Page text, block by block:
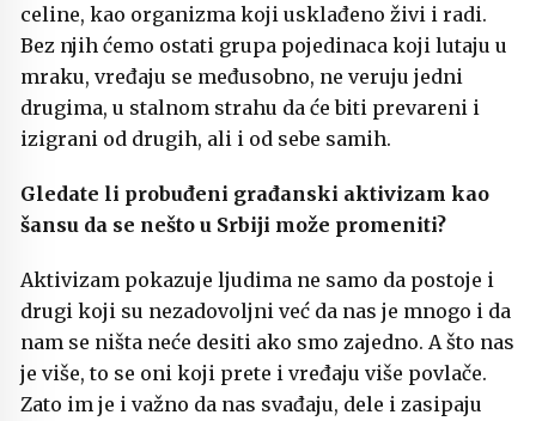
celine, kao organizma koji usklađeno živi i radi.
Bez njih ćemo ostati grupa pojedinaca koji lutaju u
mraku, vređaju se međusobno, ne veruju jedni
drugima, u stalnom strahu da će biti prevareni i
izigrani od drugih, ali i od sebe samih.
Gledate li probuđeni građanski aktivizam kao
šansu da se nešto u Srbiji može promeniti?
Aktivizam pokazuje ljudima ne samo da postoje i
drugi koji su nezadovoljni već da nas je mnogo i da
nam se ništa neće desiti ako smo zajedno. A što nas
je više, to se oni koji prete i vređaju više povlače.
Zato im je i važno da nas svađaju, dele i zasipaju